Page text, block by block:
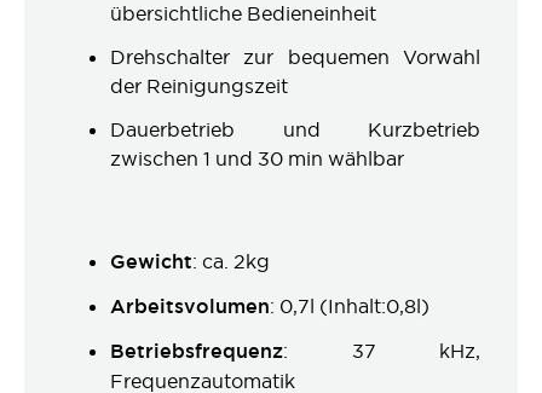
übersichtliche Bedieneinheit
Drehschalter zur bequemen Vorwahl
der Reinigungszeit
Dauerbetrieb und Kurzbetrieb
zwischen 1 und 30 min wählbar
Gewicht: ca. 2kg
Arbeitsvolumen: 0,7l (Inhalt:0,8l)
Betriebsfrequenz: 37 kHz,
Frequenzautomatik